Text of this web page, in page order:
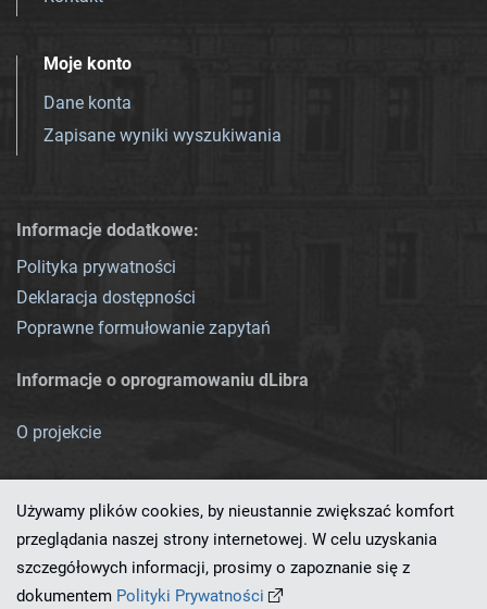
Moje konto
Dane konta
Zapisane wyniki wyszukiwania
Informacje dodatkowe:
Polityka prywatności
Deklaracja dostępności
Poprawne formułowanie zapytań
Informacje o oprogramowaniu dLibra
O projekcie
Ten serwis działa dzięki oprogramowaniu
Używamy plików cookies, by nieustannie zwiększać komfort
przeglądania naszej strony internetowej. W celu uzyskania
szczegółowych informacji, prosimy o zapoznanie się z
dokumentem Polityki Prywatności